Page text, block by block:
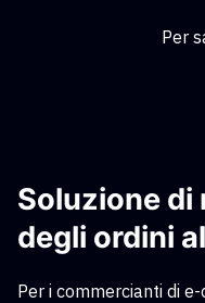
Per
Soluzione
degli ordini
Per i commercianti di